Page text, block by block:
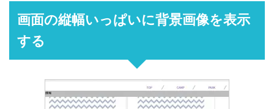
画面の縦幅いっぱいに背景画像を表示
する